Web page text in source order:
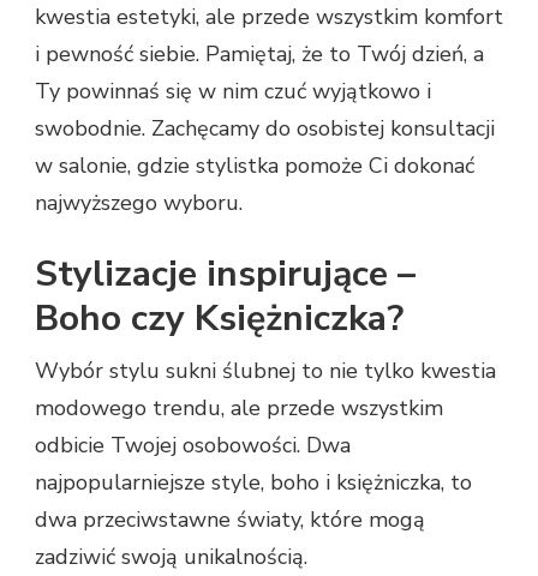
kwestia estetyki, ale przede wszystkim komfort
i pewność siebie. Pamiętaj, że to Twój dzień, a
Ty powinnaś się w nim czuć wyjątkowo i
swobodnie. Zachęcamy do osobistej konsultacji
w salonie, gdzie stylistka pomoże Ci dokonać
najwyższego wyboru.
Stylizacje inspirujące –
Boho czy Księżniczka?
Wybór stylu sukni ślubnej to nie tylko kwestia
modowego trendu, ale przede wszystkim
odbicie Twojej osobowości. Dwa
najpopularniejsze style, boho i księżniczka, to
dwa przeciwstawne światy, które mogą
zadziwić swoją unikalnością.